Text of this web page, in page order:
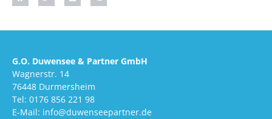
G.O. Duwensee & Partner GmbH
Wagnerstr. 14
76448 Durmersheim
Tel: 0176 856 221 98
E-Mail: info@duwenseepartner.de